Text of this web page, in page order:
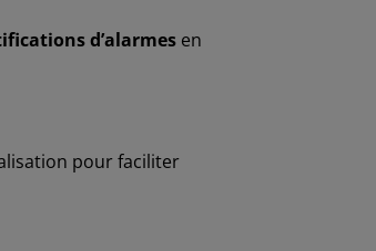
d’alarmes en
pour faciliter